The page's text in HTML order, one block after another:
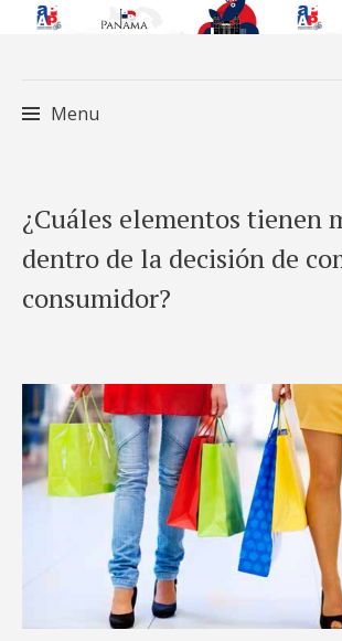
Menu
to
content
¿Cuáles elementos tienen
dentro de la decisión de
consumidor?